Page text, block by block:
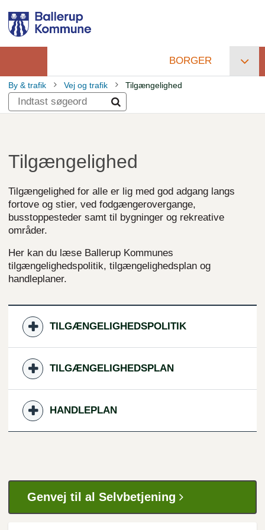
hovedindhold
Primær
navigation
BORGER
Brødkrumme
By & trafik Vej og trafik Tilgængelighed
Tilgængelighed
Tilgængelighed for alle er lig med god adgang langs
fortove og stier, ved fodgængerovergange,
busstoppesteder samt til bygninger og rekreative
områder.
Her kan du læse Ballerup Kommunes
tilgængelighedspolitik, tilgængelighedsplan og
handleplaner.
TILGÆNGELIGHEDSPOLITIK
TILGÆNGELIGHEDSPLAN
HANDLEPLAN
Genvej til al Selvbetjening